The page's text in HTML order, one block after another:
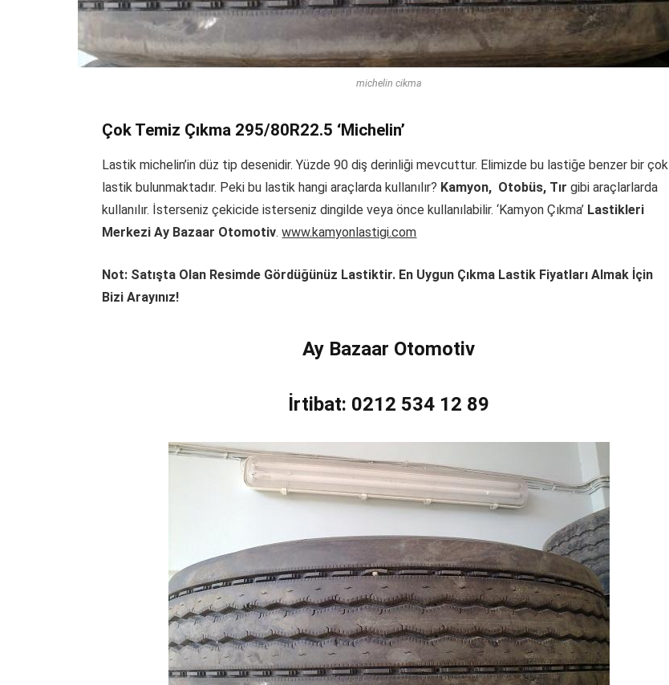
michelin cikma
Çok Temiz Çıkma 295/80R22.5 ‘Michelin’
Lastik michelin’in düz tip desenidir. Yüzde 90 diş derinliği mevcuttur. Elimizde bu lastiğe benzer bir çok
lastik bulunmaktadır. Peki bu lastik hangi araçlarda kullanılır? Kamyon, Otobüs, Tır gibi araçlarlarda
kullanılır. İsterseniz çekicide isterseniz dingilde veya önce kullanılabilir. ‘Kamyon Çıkma’ Lastikleri
Merkezi Ay Bazaar Otomotiv.www.kamyonlastigi.com
Not: Satışta Olan Resimde Gördüğünüz Lastiktir. En Uygun Çıkma Lastik Fiyatları Almak İçin
Bizi Arayınız!
Ay Bazaar Otomotiv
İrtibat: 0212 534 12 89